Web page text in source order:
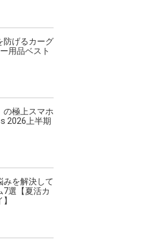
防げるカーグ
用品ベスト
の極上スマホ
2026上半期
みを解決して
7選【夏活カ